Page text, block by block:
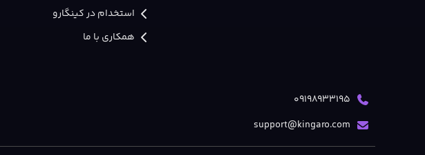
استخدام در کینگارو
همکاری با ما
09198933195
support@kingaro.com